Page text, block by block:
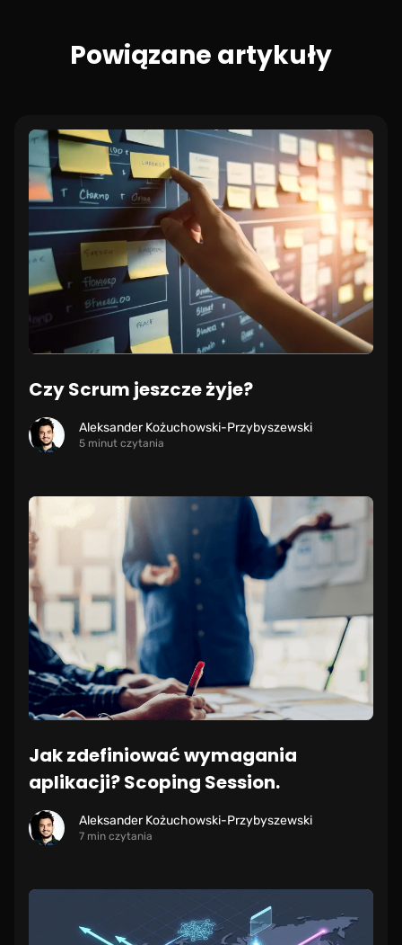
Powiązane artykuły
Czy Scrum jeszcze żyje?
Aleksander Kożuchowski-Przybyszewski
5 minut czytania
Jak zdefiniować wymagania
aplikacji? Scoping Session.
Aleksander Kożuchowski-Przybyszewski
7 min czytania